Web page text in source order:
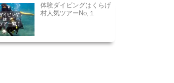
体験ダイビングはくらげ
村人気ツアーNo,１